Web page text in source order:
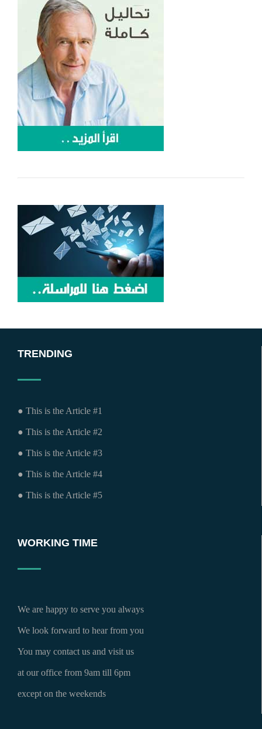
TRENDING
● This is the Article #1
● This is the Article #2
● This is the Article #3
● This is the Article #4
● This is the Article #5
WORKING TIME
We are happy to serve you always
We look forward to hear from you
You may contact us and visit us
at our office from 9am till 6pm
except on the weekends